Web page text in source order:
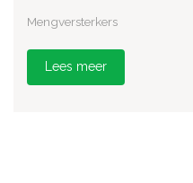
Mengversterkers
Lees meer